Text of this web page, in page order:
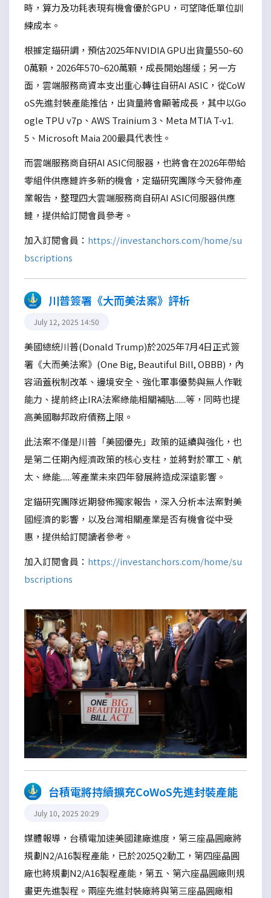
時，算力及功耗表現有機會優於GPU，可望降低單位訓
練成本。
根據定錨研調，預估2025年NVIDIA GPU出貨量550~60
0萬顆，2026年570~620萬顆，成長開始趨緩；另一方
面，雲端服務商資本支出重心轉往自研AI ASIC，從CoW
oS先進封裝產能推估，出貨量將會顯著成長，其中以Go
ogle TPU v7p、AWS Trainium 3、Meta MTIA T-v1.
5、Microsoft Maia 200最具代表性。
而雲端服務商自研AI ASIC伺服器，也將會在2026年帶給
零組件供應鏈許多新的機會，定錨研究團隊今天發佈產
業報告，整理四大雲端服務商自研AI ASIC伺服器供應
鏈，提供給訂閱會員參考。
加入訂閱會員： https://investanchors.com/home/su
bscriptions
川普簽署《大而美法案》評析
July 12, 2025 14:50
美國總統川普(Donald Trump)於2025年7月4日正式簽
署《大而美法案》(One Big, Beautiful Bill, OBBB)，內
容涵蓋稅制改革、邊境安全、強化軍事優勢與無人作戰
能力、提前終止IRA法案綠能相關補貼......等，同時也提
高美國聯邦政府債務上限。
此法案不僅是川普「美國優先」政策的延續與強化，也
是第二任期內經濟政策的核心支柱，並將對於軍工、航
太、綠能......等產業未來四年發展將造成深遠影響。
定錨研究團隊近期發佈獨家報告，深入分析本法案對美
國經濟的影響，以及台灣相關產業是否有機會從中受
惠，提供給訂閱讀者參考。
加入訂閱會員： https://investanchors.com/home/su
bscriptions
台積電將持續擴充CoWoS先進封裝產能
July 10, 2025 20:29
媒體報導，台積電加速美國建廠進度，第三座晶圓廠將
規劃N2/A16製程產能，已於2025Q2動工，第四座晶圓
廠也將規劃N2/A16製程產能，第五、第六座晶圓廠則規
畫更先進製程。兩座先進封裝廠將與第三座晶圓廠相